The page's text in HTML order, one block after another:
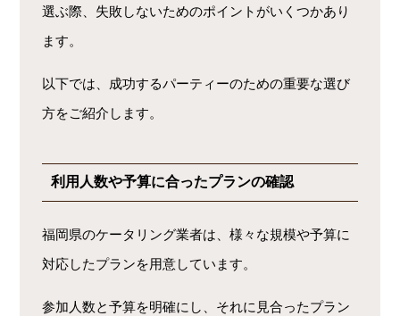
選ぶ際、失敗しないためのポイントがいくつかあり
ます。
以下では、成功するパーティーのための重要な選び
方をご紹介します。
利用人数や予算に合ったプランの確認
福岡県のケータリング業者は、様々な規模や予算に
対応したプランを用意しています。
参加人数と予算を明確にし、それに見合ったプラン